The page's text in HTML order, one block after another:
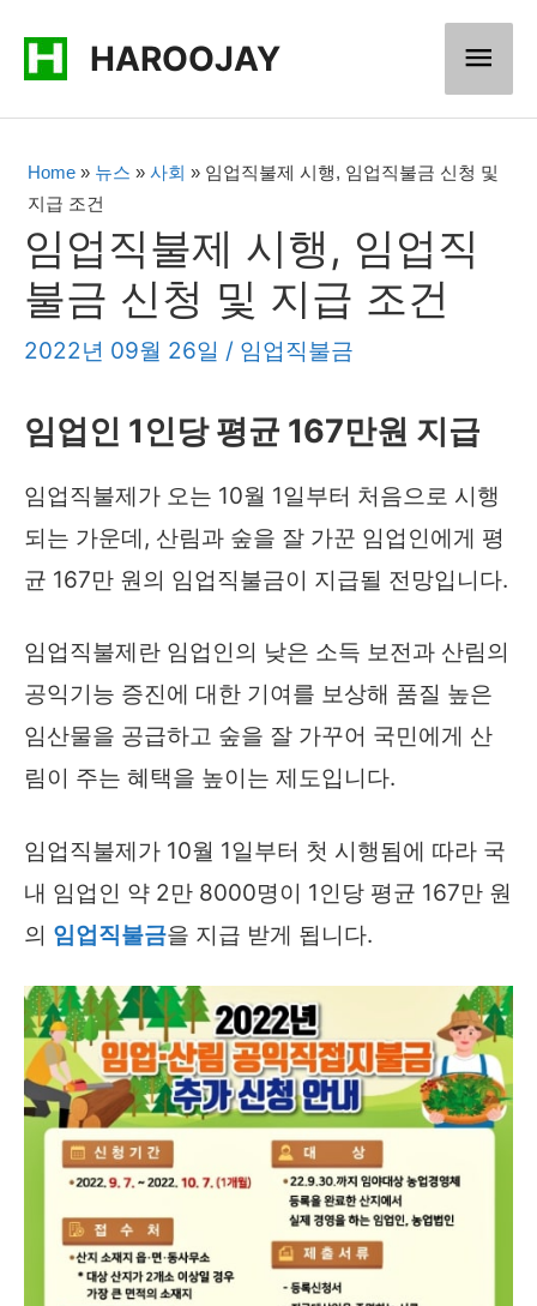
HAROOJAY
메
인
메
뉴
Home » 뉴스 » 사회 » 임업직불제 시행, 임업직불금 신청 및
지급 조건
임업직불제 시행, 임업직
불금 신청 및 지급 조건
2022년 09월 26일 / 임업직불금
임업인 1인당 평균 167만원 지급
임업직불제가 오는 10월 1일부터 처음으로 시행
되는 가운데, 산림과 숲을 잘 가꾼 임업인에게 평
균 167만 원의 임업직불금이 지급될 전망입니다.
임업직불제란 임업인의 낮은 소득 보전과 산림의
공익기능 증진에 대한 기여를 보상해 품질 높은
임산물을 공급하고 숲을 잘 가꾸어 국민에게 산
림이 주는 혜택을 높이는 제도입니다.
임업직불제가 10월 1일부터 첫 시행됨에 따라 국
내 임업인 약 2만 8000명이 1인당 평균 167만 원
의 임업직불금을 지급 받게 됩니다.